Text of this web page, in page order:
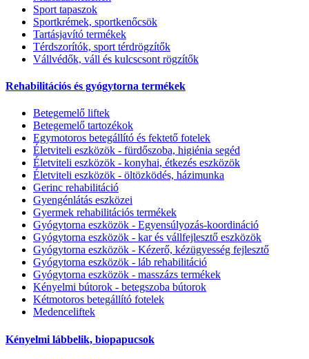
Sport tapaszok
Sportkrémek, sportkenőcsök
Tartásjavító termékek
Térdszorítók, sport térdrögzítők
Vállvédők, váll és kulcscsont rögzítők
Rehabilitációs és gyógytorna termékek
Betegemelő liftek
Betegemelő tartozékok
Egymotoros betegállító és fektető fotelek
Életviteli eszközök - fürdőszoba, higiénia segéd
Életviteli eszközök - konyhai, étkezés eszközök
Életviteli eszközök - öltözködés, házimunka
Gerinc rehabilitáció
Gyengénlátás eszközei
Gyermek rehabilitációs termékek
Gyógytorna eszközök - Egyensúlyozás-koordináció
Gyógytorna eszközök - kar és vállfejlesztő eszközök
Gyógytorna eszközök - Kézerő, kézügyesség fejlesztő
Gyógytorna eszközök - láb rehabilitáció
Gyógytorna eszközök - masszázs termékek
Kényelmi bútorok - betegszoba bútorok
Kétmotoros betegállító fotelek
Medenceliftek
Kényelmi lábbelik, biopapucsok